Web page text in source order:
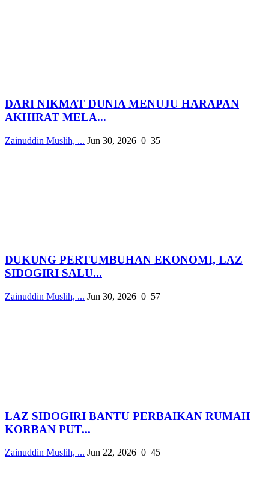
DARI NIKMAT DUNIA MENUJU HARAPAN
AKHIRAT MELA...
Zainuddin Muslih, ... Jun 30, 2026 0 35
DUKUNG PERTUMBUHAN EKONOMI, LAZ
SIDOGIRI SALU...
Zainuddin Muslih, ... Jun 30, 2026 0 57
LAZ SIDOGIRI BANTU PERBAIKAN RUMAH
KORBAN PUT...
Zainuddin Muslih, ... Jun 22, 2026 0 45